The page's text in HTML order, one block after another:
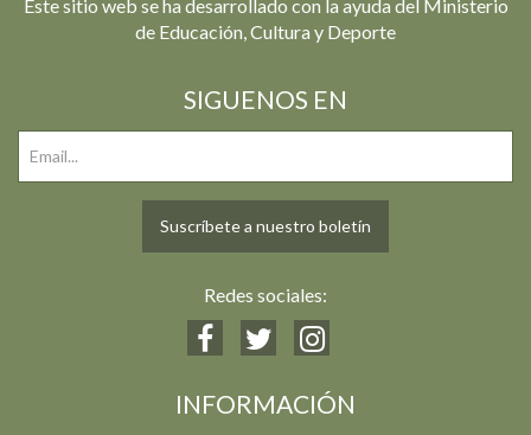
Este sitio web se ha desarrollado con la ayuda del Ministerio
de Educación, Cultura y Deporte
SIGUENOS EN
Suscríbete a nuestro boletín
Redes sociales:
INFORMACIÓN